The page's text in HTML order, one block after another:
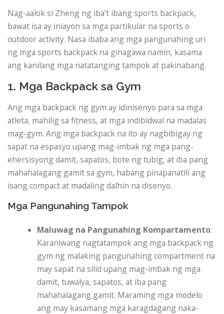
Nag-aalok si Zheng ng iba’t ibang sports backpack,
bawat isa ay iniayon sa mga partikular na sports o
outdoor activity. Nasa ibaba ang mga pangunahing uri
ng mga sports backpack na ginagawa namin, kasama
ang kanilang mga natatanging tampok at pakinabang.
1. Mga Backpack sa Gym
Ang mga backpack ng gym ay idinisenyo para sa mga
atleta, mahilig sa fitness, at mga indibidwal na madalas
mag-gym. Ang mga backpack na ito ay nagbibigay ng
sapat na espasyo upang mag-imbak ng mga pang-
ehersisyong damit, sapatos, bote ng tubig, at iba pang
mahahalagang gamit sa gym, habang pinapanatili ang
isang compact at madaling dalhin na disenyo.
Mga Pangunahing Tampok
Maluwag na Pangunahing Kompartamento:
Karaniwang nagtatampok ang mga backpack ng
gym ng malaking pangunahing compartment na
may sapat na silid upang mag-imbak ng mga
damit, tuwalya, sapatos, at iba pang
mahahalagang gamit. Maraming mga modelo
ang may kasamang mga karagdagang naka-